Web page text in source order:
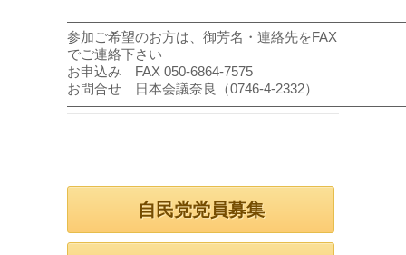
参加ご希望のお方は、御芳名・連絡先をFAX
でご連絡下さい
お申込み FAX 050-6864-7575
お問合せ 日本会議奈良（0746-4-2332）
自民党党員募集